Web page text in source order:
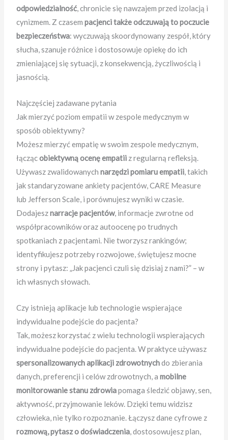
odpowiedzialność, chronicie się nawzajem przed izolacją i
cynizmem. Z czasempacjenci także odczuwają to poczucie
bezpieczeństwa: wyczuwają skoordynowany zespół, który
słucha, szanuje różnice i dostosowuje opiekę do ich
zmieniającej się sytuacji, z konsekwencją, życzliwością i
jasnością.
Najczęściej zadawane pytania
Jak mierzyć poziom empatii w zespole medycznym w
sposób obiektywny?
Możesz mierzyć empatię w swoim zespole medycznym,
łączącobiektywną ocenę empatii z regularną refleksją.
Używasz zwalidowanychnarzędzi pomiaru empatii, takich
jak standaryzowane ankiety pacjentów, CARE Measure
lub Jefferson Scale, i porównujesz wyniki w czasie.
Dodajesznarracje pacjentów, informacje zwrotne od
współpracowników oraz autoocenę po trudnych
spotkaniach z pacjentami. Nie tworzysz rankingów;
identyfikujesz potrzeby rozwojowe, świętujesz mocne
strony i pytasz: „Jak pacjenci czuli się dzisiaj z nami?” – w
ich własnych słowach.
Czy istnieją aplikacje lub technologie wspierające
indywidualne podejście do pacjenta?
Tak, możesz korzystać z wielu technologii wspierających
indywidualne podejście do pacjenta. W praktyce używasz
spersonalizowanych aplikacji zdrowotnychdo zbierania
danych, preferencji i celów zdrowotnych, amobilne
monitorowanie stanu zdrowiapomaga śledzić objawy, sen,
aktywność, przyjmowanie leków. Dzięki temu widzisz
człowieka, nie tylko rozpoznanie. Łączysz dane cyfrowe z
rozmową, pytasz o doświadczenia, dostosowujesz plan,